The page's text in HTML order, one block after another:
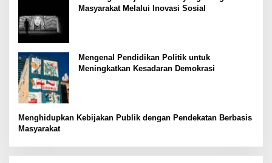
Masyarakat Melalui Inovasi Sosial
Mengenal Pendidikan Politik untuk
Meningkatkan Kesadaran Demokrasi
Menghidupkan Kebijakan Publik dengan Pendekatan Berbasis
Masyarakat